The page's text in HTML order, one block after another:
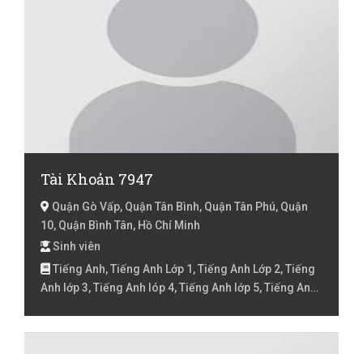
Tài Khoản 7947
Quận Gò Vấp, Quận Tân Bình, Quận Tân Phú, Quận
10, Quận Bình Tân, Hồ Chí Minh
Sinh viên
Tiếng Anh, Tiếng Anh Lớp 1, Tiếng Anh Lớp 2, Tiếng
Anh lớp 3, Tiếng Anh lóp 4, Tiếng Anh lớp 5, Tiếng Anh